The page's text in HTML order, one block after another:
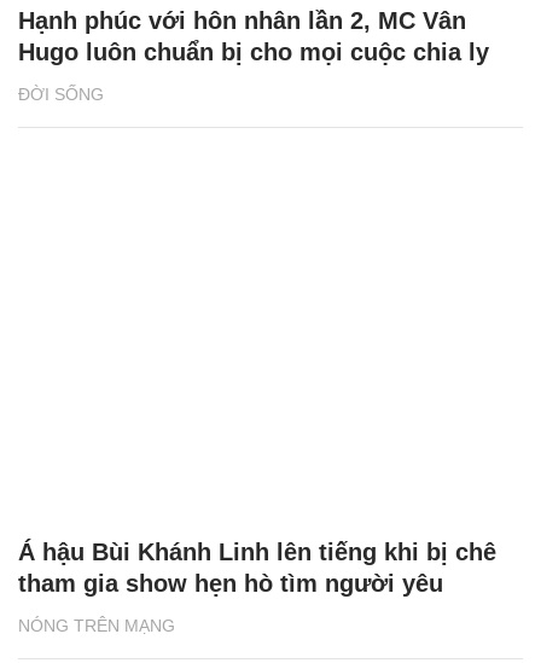
ĐỜI SỐNG
Hạnh phúc với hôn nhân lần 2, MC Vân
Hugo luôn chuẩn bị cho mọi cuộc chia ly
NÓNG TRÊN MẠNG
Á hậu Bùi Khánh Linh lên tiếng khi bị chê
tham gia show hẹn hò tìm người yêu